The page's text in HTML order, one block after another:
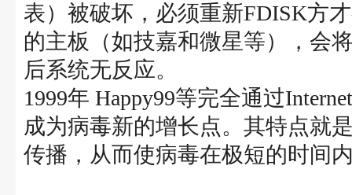
表）被破坏，必须重新FDISK方
的主板（如技嘉和微星等），会
后系统无反应。
1999年 Happy99等完全通过
成为病毒新的增长点。其特点就
传播，从而使病毒在极短的时间